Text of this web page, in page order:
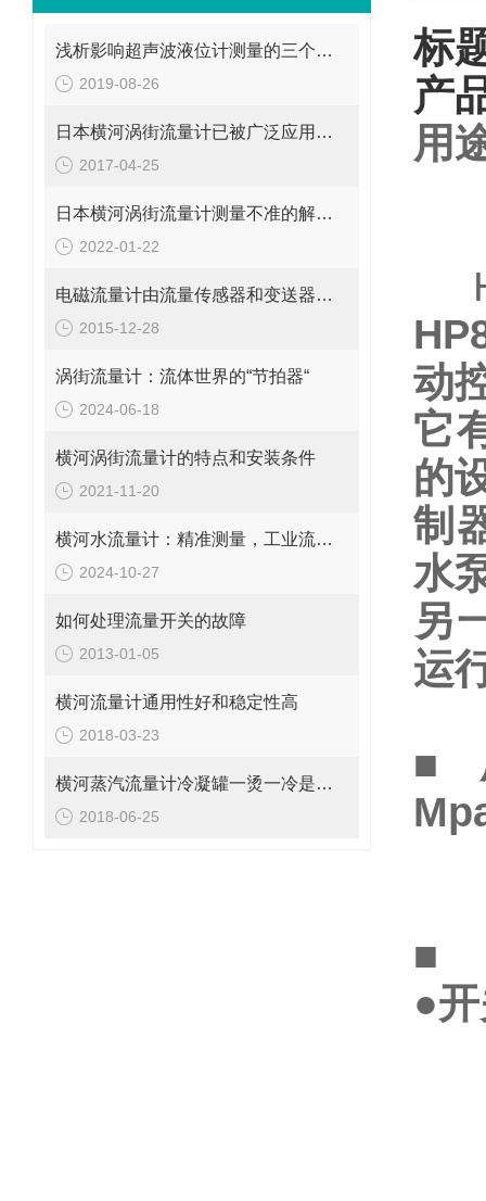
浅析影响超声波液位计测量的三个因素
2019-08-26
日本横河涡街流量计已被广泛应用到工业生产中
2017-04-25
日本横河涡街流量计测量不准的解决办法
2022-01-22
电磁流量计由流量传感器和变送器两大部分组成
2015-12-28
涡街流量计：流体世界的“节拍器“
2024-06-18
横河涡街流量计的特点和安装条件
2021-11-20
横河水流量计：精准测量，工业流量的守护者
2024-10-27
如何处理流量开关的故障
2013-01-05
横河流量计通用性好和稳定性高
2018-03-23
横河蒸汽流量计冷凝罐一烫一冷是为何？
2018-06-25
标
产
用
动
它
的
制
水
另
运
■
■
●